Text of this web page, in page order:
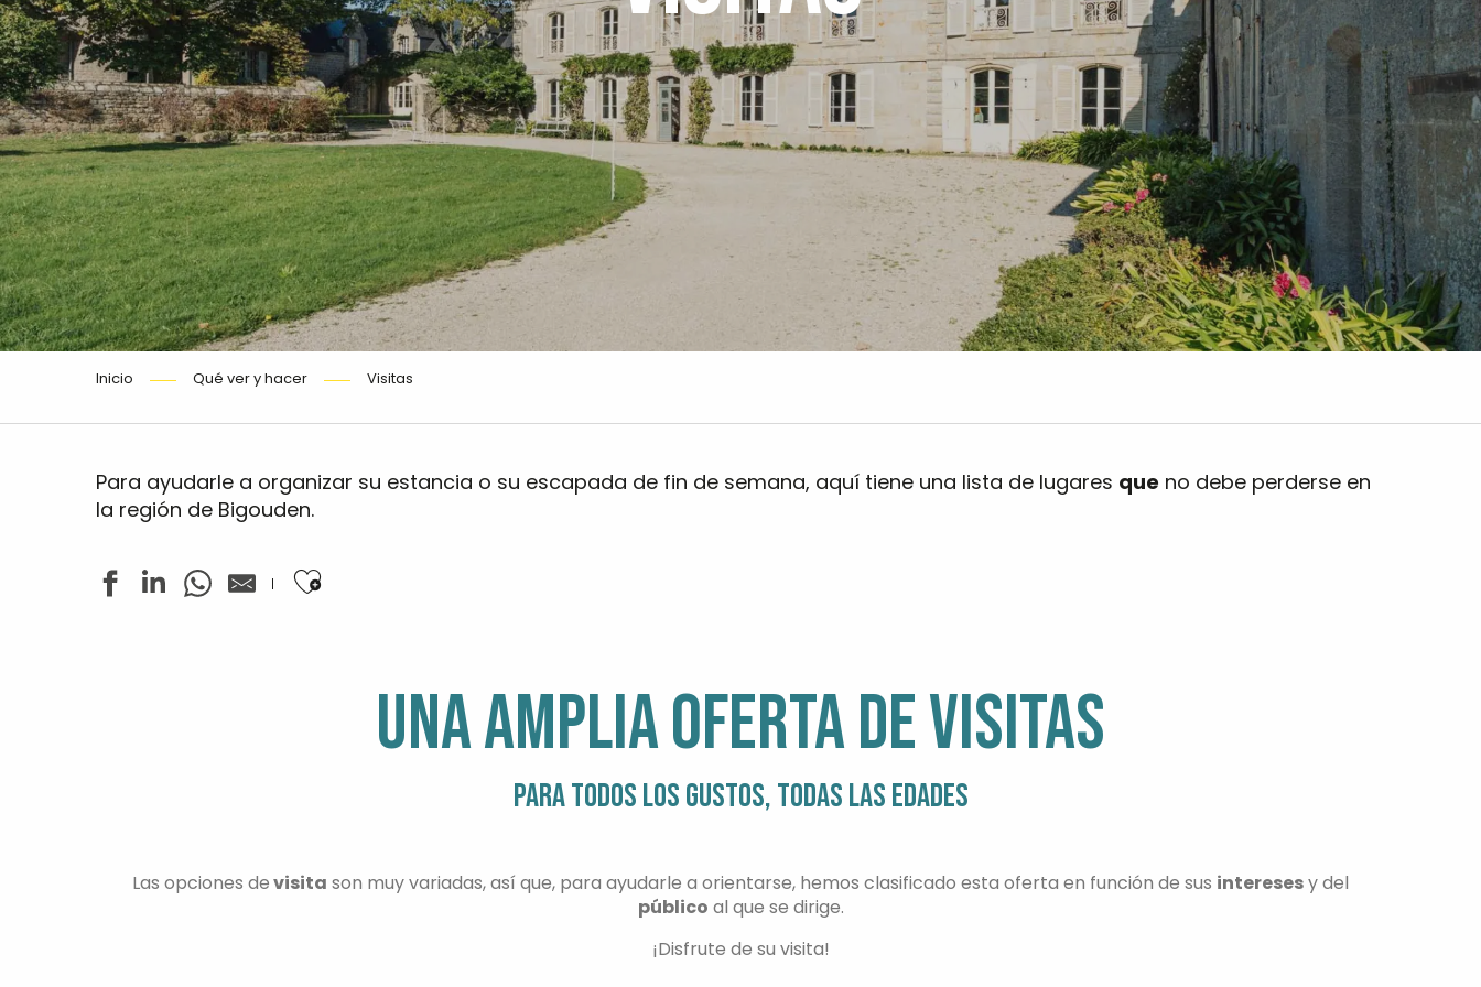
Inicio Qué ver y hacer Visitas
Para ayudarle a organizar su estancia o su escapada de fin de semana, aquí tiene una lista de lugares que no debe perderse en
la región de Bigouden.
Ajouter aux favoris
UNA AMPLIA OFERTA DE VISITAS
PARA TODOS LOS GUSTOS, TODAS LAS EDADES
Las opciones devisita son muy variadas, así que, para ayudarle a orientarse, hemos clasificado esta oferta en función de sus interesesy del
público al que se dirige.
¡Disfrute de su visita!